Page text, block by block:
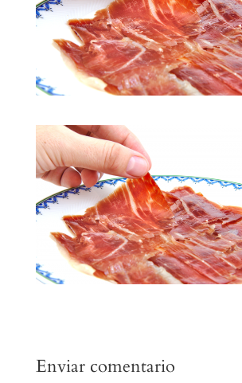
Enviar comentario